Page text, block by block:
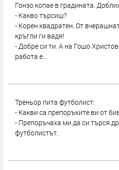
Гонзо копае в градината.
- Какво търсиш?
- Корен квадратен. От
кръгли ги вадя!
- Добре си ти. А на Гошо
работа е...
Треньор пита футболист:
- Какви са препоръките ви от
- Препоръчаха ми да си търся
футболистът.